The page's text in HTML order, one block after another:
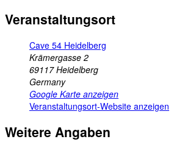
Veranstaltungsort
Cave 54 Heidelberg
Krämergasse 2
69117 Heidelberg
Germany
Google Karte anzeigen
Veranstaltungsort-Website anzeigen
Weitere Angaben